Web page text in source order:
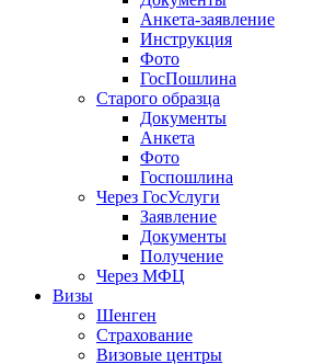
Анкета-заявление
Инструкция
Фото
ГосПошлина
Старого образца
Документы
Анкета
Фото
Госпошлина
Через ГосУслуги
Заявление
Документы
Получение
Через МФЦ
Визы
Шенген
Страхование
Визовые центры